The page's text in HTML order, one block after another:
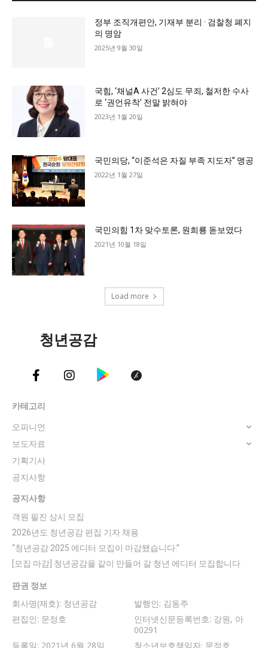
정부 조직개편안, 기재부 분리 · 검찰청 폐지
의 명암
2025년 9월 30일
국힘, ‘채널A 사건’ 2심도 무죄, 철저한 수사
로 ‘권언유착’ 전말 밝혀야
2023년 1월 20일
국민의당, “이준석은 자질 부족 지도자” 맹공
2022년 1월 27일
국민의힘 1차 맞수토론, 원희룡 돋보였다
2021년 10월 18일
Load more
청년공감
카테고리
오피니언
보도자료
기획기사
공지사항
공지사항
객원 필진 상시 모집
2026년도 청년공감 편집 기자 채용
“청년공감 2025 에디터 모집이 마감됐습니다.”
[모집 마감] 청년공감을 같이 만들어 갈 청년 에디터 모집합니다
판권 정보
회사명(제호): 청년공감
발행인: 김동주
편집인: 문정호
인터넷신문등록번호: 강원, 아
00291
등록일: 2021년 6월 28일
청소년보호책임자: 문정호